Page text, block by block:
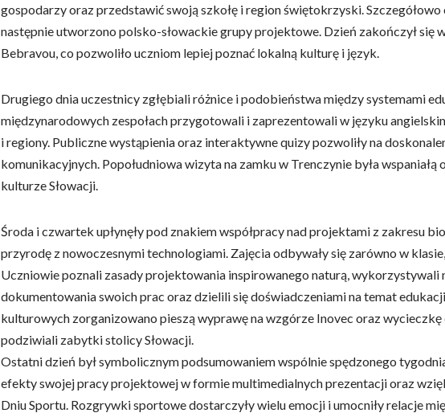
gospodarzy oraz przedstawić swoją szkołę i region świętokrzyski.
następnie utworzono polsko-słowackie grupy projektowe. Dzień zakończył się
Bebravou, co pozwoliło uczniom lepiej poznać lokalną kulturę i język.
Drugiego dnia uczestnicy zgłębiali różnice i podobieństwa między systemami
międzynarodowych zespołach przygotowali i zaprezentowali w języku
i regiony. Publiczne wystąpienia oraz interaktywne quizy pozwoliły na
komunikacyjnych. Popołudniowa wizyta na zamku w Trenczynie była
kulturze Słowacji.
Środa i czwartek upłynęły pod znakiem współpracy nad projektami z zakresu
przyrodę z nowoczesnymi technologiami. Zajęcia odbywały się zarówno w
Uczniowie poznali zasady projektowania inspirowanego naturą, wykorzystywali
dokumentowania swoich prac oraz dzielili się doświadczeniami na temat
kulturowych zorganizowano pieszą wyprawę na wzgórze Inovec oraz wycieczkę
podziwiali zabytki stolicy Słowacji.
Ostatni dzień był symbolicznym podsumowaniem wspólnie spędzonego
efekty swojej pracy projektowej w formie multimedialnych prezentacji oraz
Dniu Sportu. Rozgrywki sportowe dostarczyły wielu emocji i umocniły relacje